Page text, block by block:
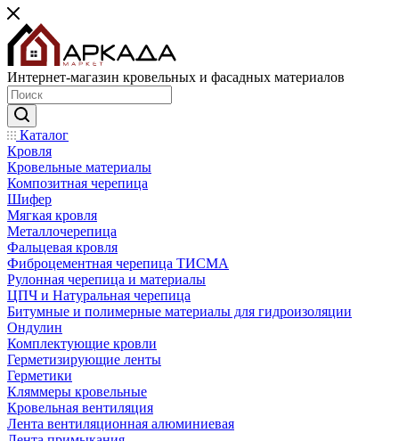
Интернет-магазин кровельных и фасадных материалов
Каталог
Кровля
Кровельные материалы
Композитная черепица
Шифер
Мягкая кровля
Металлочерепица
Фальцевая кровля
Фиброцементная черепица ТИСМА
Рулонная черепица и материалы
ЦПЧ и Натуральная черепица
Битумные и полимерные материалы для гидроизоляции
Ондулин
Комплектующие кровли
Герметизирующие ленты
Герметики
Кляммеры кровельные
Кровельная вентиляция
Лента вентиляционная алюминиевая